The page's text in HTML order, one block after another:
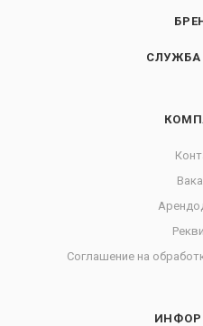
СЛУЖБА
Соглашение на